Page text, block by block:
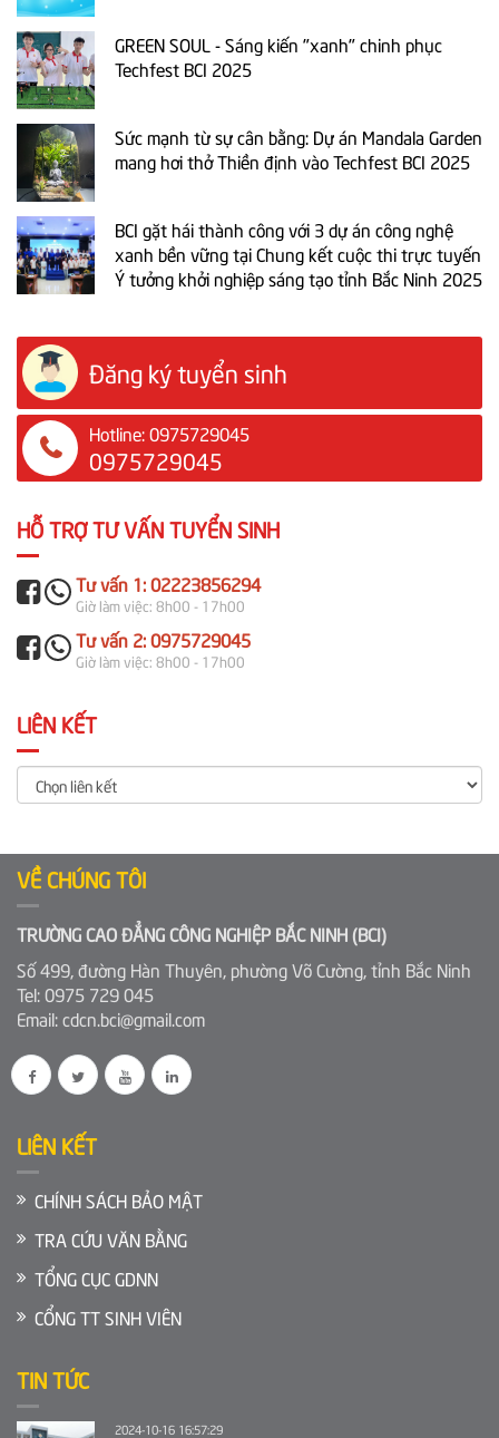
GREEN SOUL - Sáng kiến "xanh" chinh phục
Techfest BCI 2025
Sức mạnh từ sự cân bằng: Dự án Mandala Garden
mang hơi thở Thiền định vào Techfest BCI 2025
BCI gặt hái thành công với 3 dự án công nghệ
xanh bền vững tại Chung kết cuộc thi trực tuyến
Ý tưởng khởi nghiệp sáng tạo tỉnh Bắc Ninh 2025
Đăng ký tuyển sinh
Hotline: 0975729045
0975729045
HỖ TRỢ TƯ VẤN TUYỂN SINH
Tư vấn 1: 02223856294
Giờ làm việc: 8h00 - 17h00
Tư vấn 2: 0975729045
Giờ làm việc: 8h00 - 17h00
LIÊN KẾT
VỀ CHÚNG TÔI
TRƯỜNG CAO ĐẲNG CÔNG NGHIỆP BẮC NINH (BCI)
Số 499, đường Hàn Thuyên, phường Võ Cường, tỉnh Bắc Ninh
Tel: 0975 729 045
Email: cdcn.bci@gmail.com
LIÊN KẾT
CHÍNH SÁCH BẢO MẬT
TRA CỨU VĂN BẰNG
TỔNG CỤC GDNN
CỔNG TT SINH VIÊN
TIN TỨC
2024-10-16 16:57:29